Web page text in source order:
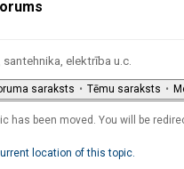
elektrība u.c.
saraksts • Tēmu saraksts •
has been moved. You will be
location of this topic.